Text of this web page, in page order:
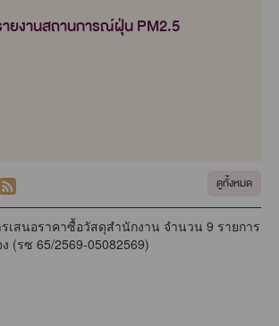
ยงานสถานการณ์ฝุ่น PM2.5
ดูทั้งหมด